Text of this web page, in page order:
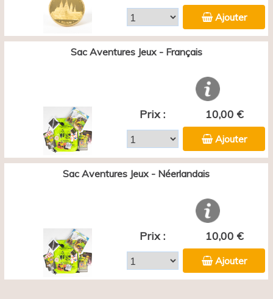
Ajouter
Sac Aventures Jeux - Français
Prix : 10,00 €
Ajouter
Sac Aventures Jeux - Néerlandais
Prix : 10,00 €
Ajouter